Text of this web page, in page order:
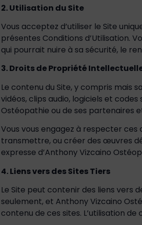
2. Utilisation du Site
Vous acceptez d’utiliser le Site
présentes Conditions d’Utilisation.
qui pourrait nuire à sa sécurité, le
3. Droits de Propriété
Le contenu du Site, y compris mais
vidéos, clips audio, logiciels et
Ostéopathie ou de ses partenaires
Vous vous engagez à respecter
transmettre, ou créer des œuvres
expresse d’Anthony Vizcaino
4. Liens vers des Sites Tiers
Le Site peut contenir des liens vers
seulement, et Anthony Vizcaino
contenu de ces sites. L’utilisation